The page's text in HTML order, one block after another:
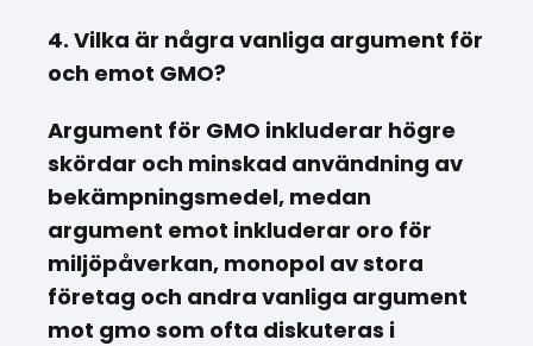
4. Vilka är några vanliga argument för
och emot GMO?
Argument för GMO inkluderar högre
skördar och minskad användning av
bekämpningsmedel, medan
argument emot inkluderar oro för
miljöpåverkan, monopol av stora
företag och andra vanliga argument
mot gmo som ofta diskuteras i